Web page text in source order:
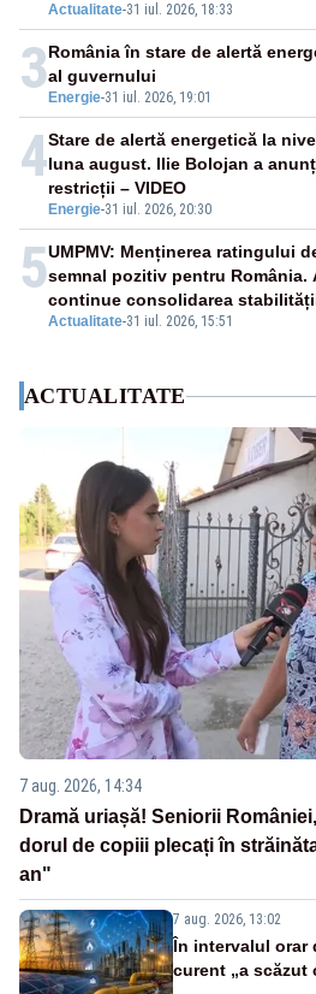
Actualitate-31 iul. 2026, 18:33
3 Energie-31 iul. 2026, 19:01
România în stare de alertă
al guvernului
4
Energie-31 iul. 2026, 20:30
Stare de alertă energetică la
luna august. Ilie Bolojan a
restricții – VIDEO
5
Actualitate-31 iul. 2026, 15:51
UMPMV: Menținerea ratingului
semnal pozitiv pentru
continue consolidarea
financiare
ACTUALITATE
7 aug. 2026, 14:34
Dramă uriașă! Seniorii
dorul de copiii plecați în
an"
7 aug. 2026, 13:02
În intervalul orar
curent „a scăzut